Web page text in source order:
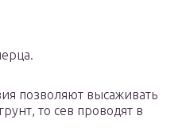
позволяют высаживать
то сев проводят в